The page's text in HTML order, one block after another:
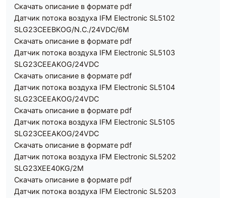
Скачать описание в формате pdf
Датчик потока воздуха IFM Electronic SL5102
SLG23CEEBKOG/N.C./24VDC/6M
Скачать описание в формате pdf
Датчик потока воздуха IFM Electronic SL5103
SLG23CEEAKOG/24VDC
Скачать описание в формате pdf
Датчик потока воздуха IFM Electronic SL5104
SLG23CEEAKOG/24VDC
Скачать описание в формате pdf
Датчик потока воздуха IFM Electronic SL5105
SLG23CEEAKOG/24VDC
Скачать описание в формате pdf
Датчик потока воздуха IFM Electronic SL5202
SLG23XEE40KG/2M
Скачать описание в формате pdf
Датчик потока воздуха IFM Electronic SL5203